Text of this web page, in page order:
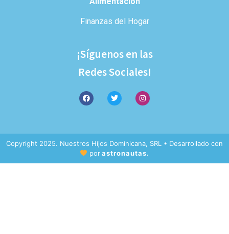
Finanzas del Hogar
¡Síguenos en las
Redes Sociales!
Copyright 2025. Nuestros Hijos Dominicana, SRL • Desarrollado con
porastronautas.